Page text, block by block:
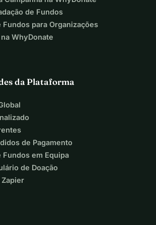
de manutenção do site e do aplicativo
experiência de aprendizagem sem
usuários.
e interesses.
nossa gratidão, todos os doadores
Vitalícia:
Estamos extremamente
e, para demonstrar nossa
os doadores receberão uma associação
TeachMe. Isso significa que você terá
de Fundos
Fundos para Organizações
WhyDonate
da Plataforma
de Pagamento
Fundos em Equipa
de Doação
Zapier